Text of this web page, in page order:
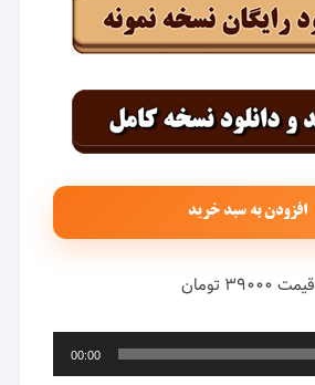
افزودن به سبد خرید
قیمت ۳۹۰۰۰ تومان
00:00